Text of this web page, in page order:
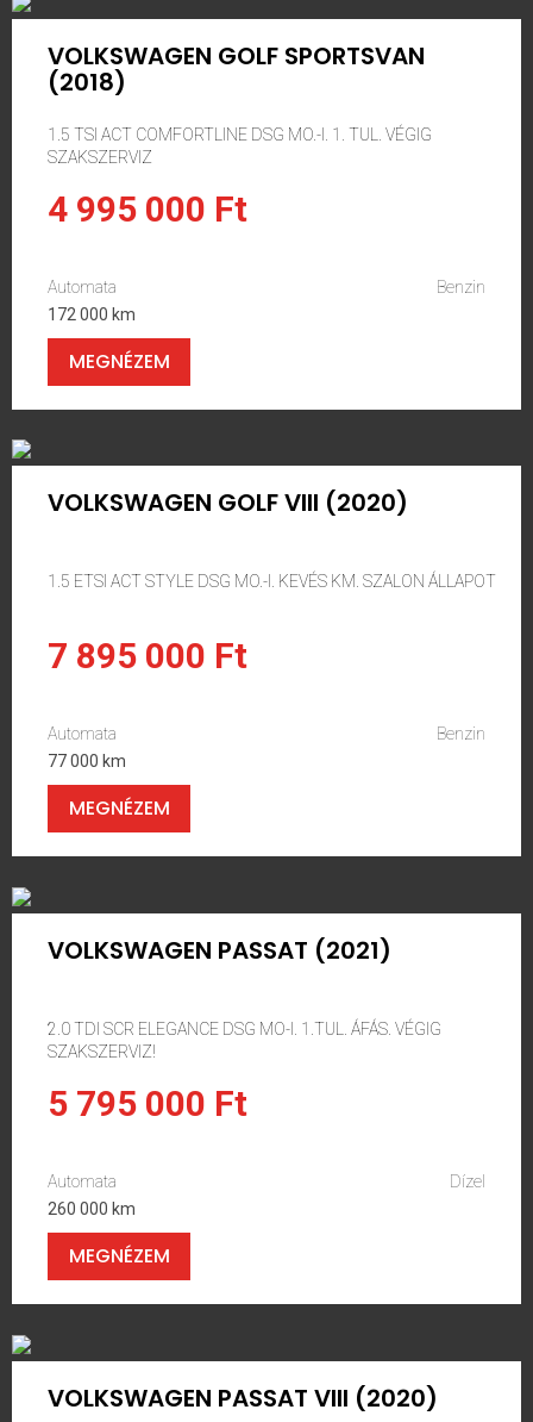
VOLKSWAGEN GOLF SPORTSVAN
(2018)
1.5 TSI ACT COMFORTLINE DSG MO.-I. 1. TUL. VÉGIG
SZAKSZERVIZ
4 995 000 Ft
Automata
Benzin
172 000 km
MEGNÉZEM
VOLKSWAGEN GOLF VIII (2020)
1.5 ETSI ACT STYLE DSG MO.-I. KEVÉS KM. SZALON ÁLLAPOT
7 895 000 Ft
Automata
Benzin
77 000 km
MEGNÉZEM
VOLKSWAGEN PASSAT (2021)
2.0 TDI SCR ELEGANCE DSG MO-I. 1.TUL. ÁFÁS. VÉGIG
SZAKSZERVIZ!
5 795 000 Ft
Automata
Dízel
260 000 km
MEGNÉZEM
VOLKSWAGEN PASSAT VIII (2020)